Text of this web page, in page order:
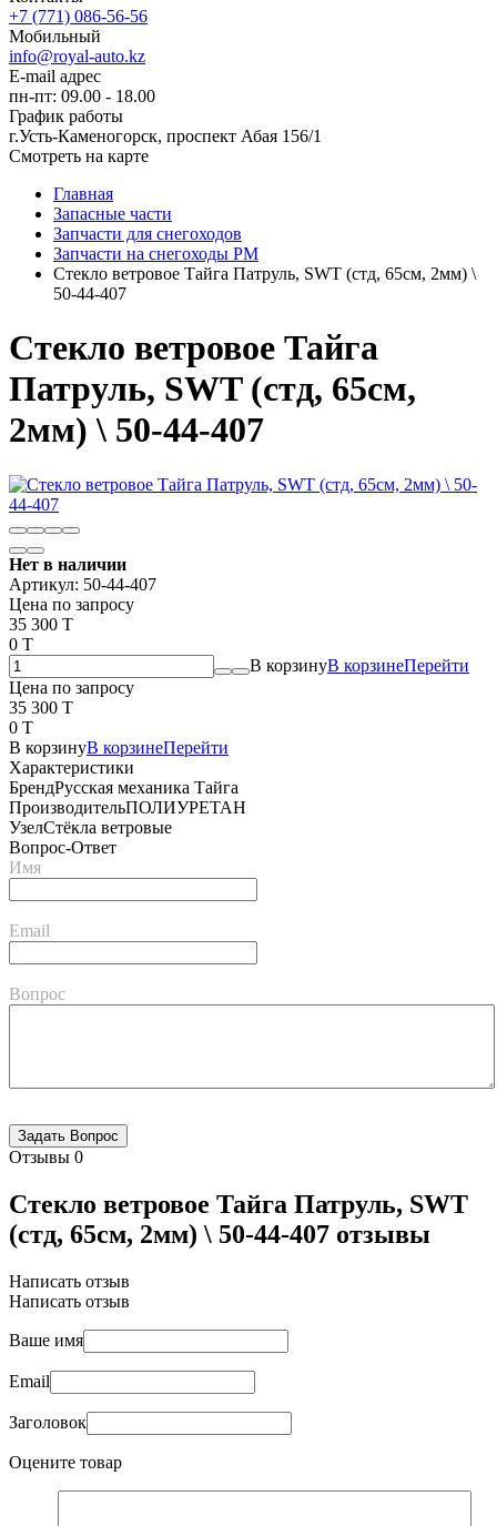
+7 (771) 086-56-56
Мобильный
info@royal-auto.kz
E-mail адрес
пн-пт: 09.00 - 18.00
График работы
г.Усть-Каменогорск, проспект Абая 156/1
Смотреть на карте
Главная
Запасные части
Запчасти для снегоходов
Запчасти на снегоходы РМ
Стекло ветровое Тайга Патруль, SWT (стд, 65см, 2мм) \
50-44-407
Стекло ветровое Тайга
Патруль, SWT (стд, 65см,
2мм) \ 50-44-407
Нет в наличии
Артикул: 50-44-407
Цена по запросу
35 300 T
0 T
В корзинуВ корзинеПерейти
Цена по запросу
35 300 T
0 T
В корзинуВ корзинеПерейти
Характеристики
БрендРусская механика Тайга
ПроизводительПОЛИУРЕТАН
УзелСтёкла ветровые
Вопрос-Ответ
Имя
Email
Вопрос
Отзывы 0
Стекло ветровое Тайга Патруль, SWT
(стд, 65см, 2мм) \ 50-44-407 отзывы
Написать отзыв
Написать отзыв
Ваше имя
Email
Заголовок
Оцените товар